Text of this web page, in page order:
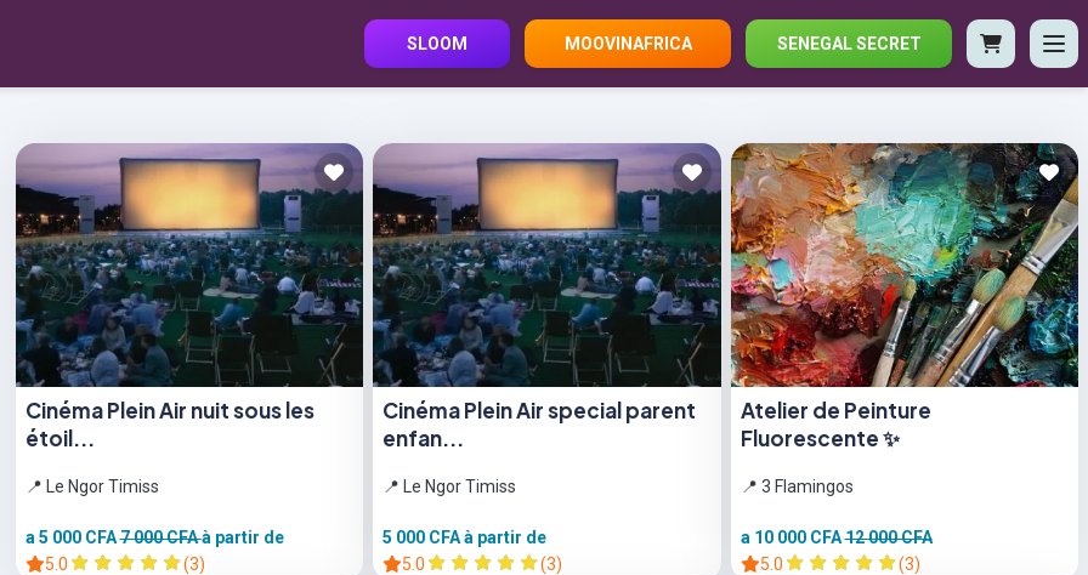
SLOOM MOOVINAFRICA SENEGAL SECRET
Cinéma Plein Air nuit sous les
étoil...
📍 Le Ngor Timiss
a 5 000 CFA7 000 CFAà partir de
5.0
(3)
Cinéma Plein Air special parent
enfan...
📍 Le Ngor Timiss
5 000 CFAà partir de
5.0
(3)
Atelier de Peinture
Fluorescente ✨
📍 3 Flamingos
a 10 000 CFA12 000 CFA
5.0
(3)